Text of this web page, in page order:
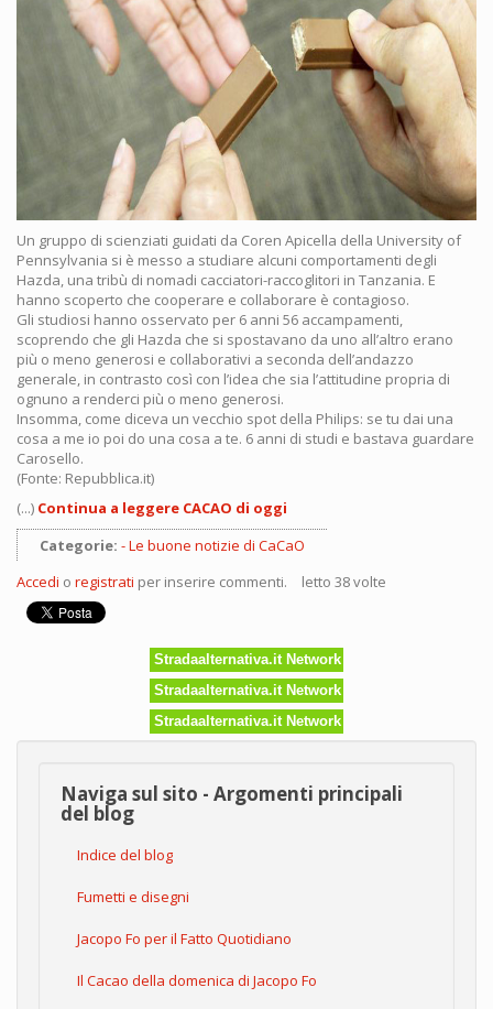
Un gruppo di scienziati guidati da Coren Apicella della University of
Pennsylvania si è messo a studiare alcuni comportamenti degli
Hazda, una tribù di nomadi cacciatori-raccoglitori in Tanzania. E
hanno scoperto che cooperare e collaborare è contagioso.
Gli studiosi hanno osservato per 6 anni 56 accampamenti,
scoprendo che gli Hazda che si spostavano da uno all’altro erano
più o meno generosi e collaborativi a seconda dell’andazzo
generale, in contrasto così con l’idea che sia l’attitudine propria di
ognuno a renderci più o meno generosi.
Insomma, come diceva un vecchio spot della Philips: se tu dai una
cosa a me io poi do una cosa a te. 6 anni di studi e bastava guardare
Carosello.
(Fonte: Repubblica.it)
(...) Continua a leggere CACAO di oggi
Categorie:
Le buone notizie di CaCaO
Accedi o registrati per inserire commenti. letto 38 volte
Stradaalternativa.it Network
Stradaalternativa.it Network
Stradaalternativa.it Network
Naviga sul sito - Argomenti principali
del blog
Indice del blog
Fumetti e disegni
Jacopo Fo per il Fatto Quotidiano
Il Cacao della domenica di Jacopo Fo